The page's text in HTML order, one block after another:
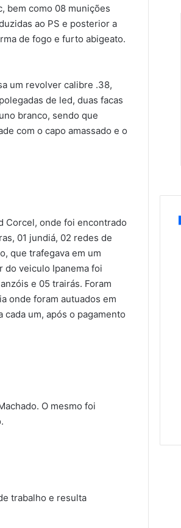
bem como 08 munições
ao PS e posterior a
de fogo e furto abigeato.
um revolver calibre .38,
de led, duas facas
branco, sendo que
com o capo amassado e o
Corcel, onde foi encontrado
01 jundiá, 02 redes de
que trafegava em um
do veiculo Ipanema foi
e 05 trairás. Foram
onde foram autuados em
um, após o pagamento
O mesmo foi
trabalho e resulta